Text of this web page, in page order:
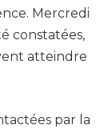
Mercredi
constatées,
atteindre
par la